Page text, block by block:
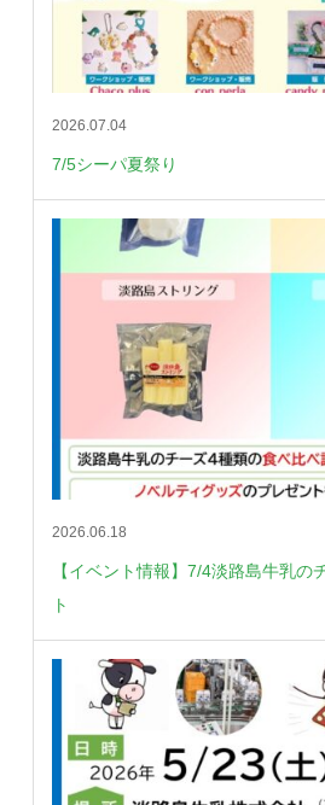
2026.07.04
7/5シーパ夏祭り
2026.06.18
【イベント情報】7/4淡路島牛乳の
ト